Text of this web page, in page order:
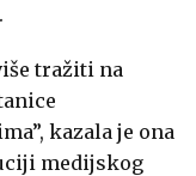
tražiti na
kazala je ona
medijskog